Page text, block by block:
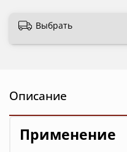
Выбрать
Описание
Применение